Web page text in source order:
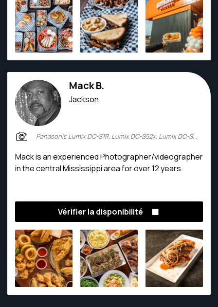
Mack B.
Jackson
Panasonic Lumix DC-S1R, Lumix DC-S52x, Lumix DC-S1R2
Mack is an experienced Photographer/videographer
in the central Mississippi area for over 12 years.
Vérifier la disponibilité